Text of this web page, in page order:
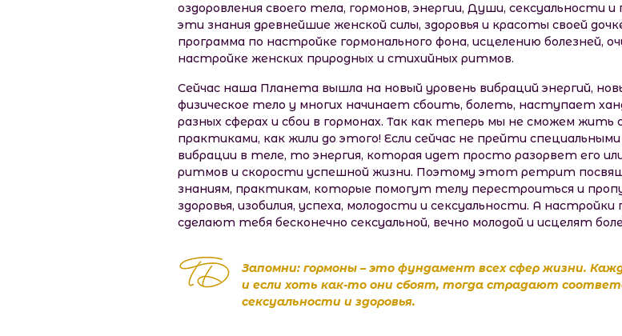
оздоровления своего тела, гормонов, энергии, Души, сексуальности
эти знания древнейшие женской силы, здоровья и красоты своей
программа по настройке гормонального фона, исцелению болезней,
настройке женских природных и стихийных ритмов.
Сейчас наша Планета вышла на новый уровень вибраций энергий,
физическое тело у многих начинает сбоить, болеть, наступает
разных сферах и сбои в гормонах. Так как теперь мы не сможем
практиками, как жили до этого! Если сейчас не прейти
вибрации в теле, то энергия, которая идет просто разорвет его
ритмов и скорости успешной жизни. Поэтому этот ретрит
знаниям, практикам, которые помогут телу перестроиться и
здоровья, изобилия, успеха, молодости и сексуальности. А
сделают тебя бесконечно сексуальной, вечно молодой и исцелят
Запомни: гормоны – это фундамент всех сфер жизни.
и если хоть как-то они сбоят, тогда страдают
сексуальности и здоровья.